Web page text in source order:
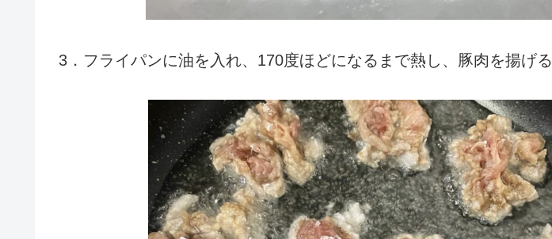
3．フライパンに油を入れ、170度ほどになるまで熱し、豚肉を揚げる